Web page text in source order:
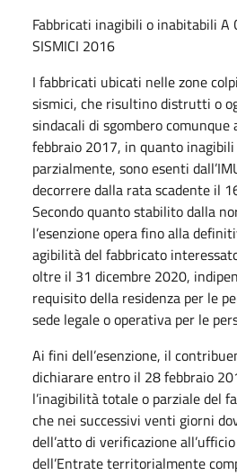
Fabbricati inagibili o inabitabili A
SISMICI 2016
I fabbricati ubicati nelle zone
sismici, che risultino distrutti o
sindacali di sgombero
febbraio 2017, in quanto
parzialmente, sono esenti
decorrere dalla rata scadente il
Secondo quanto stabilito dalla
l’esenzione opera fino alla
agibilità del fabbricato
oltre il 31 dicembre 2020,
requisito della residenza per le
sede legale o operativa per le
Ai fini dell’esenzione, il
dichiarare entro il 28 febbraio
l’inagibilità totale o parziale del
che nei successivi venti giorni
dell’atto di verificazione all’ufficio
dell’Entrate territorialmente